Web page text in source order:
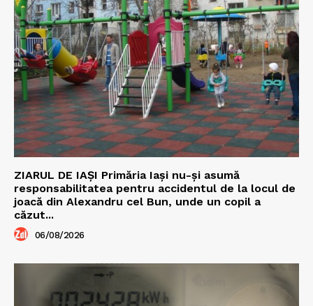
ZIARUL DE IAȘI Primăria Iași nu-și asumă
responsabilitatea pentru accidentul de la locul de
joacă din Alexandru cel Bun, unde un copil a
căzut...
06/08/2026